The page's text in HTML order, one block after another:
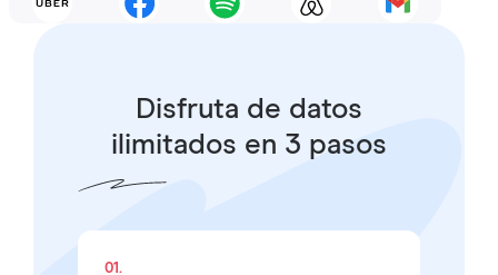
Disfruta de datos
ilimitados en 3 pasos
01.